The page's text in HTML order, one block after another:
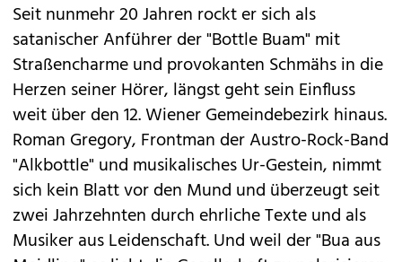
Seit nunmehr 20 Jahren rockt er sich als
satanischer Anführer der "Bottle Buam" mit
Straßencharme und provokanten Schmähs in die
Herzen seiner Hörer, längst geht sein Einfluss
weit über den 12. Wiener Gemeindebezirk hinaus.
Roman Gregory, Frontman der Austro-Rock-Band
"Alkbottle" und musikalisches Ur-Gestein, nimmt
sich kein Blatt vor den Mund und überzeugt seit
zwei Jahrzehnten durch ehrliche Texte und als
Musiker aus Leidenschaft. Und weil der "Bua aus